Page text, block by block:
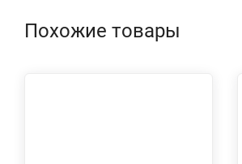
Похожие товары